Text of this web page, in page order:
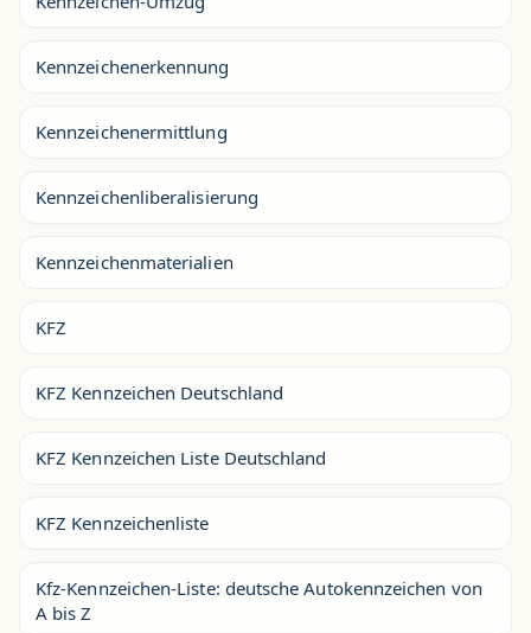
Kennzeichenerkennung
Kennzeichenermittlung
Kennzeichenliberalisierung
Kennzeichenmaterialien
KFZ
KFZ Kennzeichen Deutschland
KFZ Kennzeichen Liste Deutschland
KFZ Kennzeichenliste
Kfz-Kennzeichen-Liste: deutsche Autokennzeichen von
A bis Z